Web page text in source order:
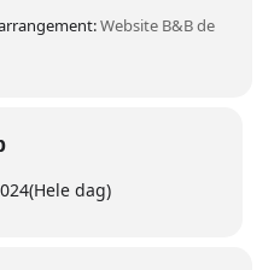
Website B&B de
(Hele dag)